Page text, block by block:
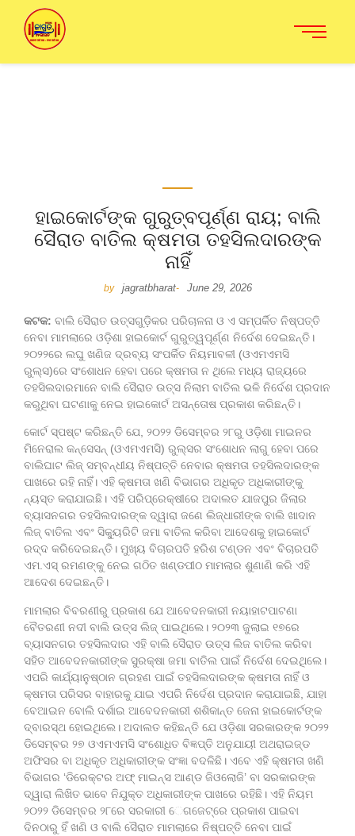
ହାଇକୋର୍ଟଙ୍କ ଗୁରୁତ୍ବପୂର୍ଣ୍ଣ ରାୟ; ବାଲି
ସୈରାତ ବାତିଲ କ୍ଷମତା ତହସିଲଦାରଙ୍କ
ନାହିଁ
by jagratbharat- June 29, 2026
କଟକ: ବାଲି ସୈରାତ ଉତ୍ସଗୁଡ଼ିକର ପରିଚାଳନା ଓ ଏ ସମ୍ପର୍କିତ ନିଷ୍ପତ୍ତି
ନେବା ମାମଲାରେ ଓଡ଼ିଶା ହାଇକୋର୍ଟ ଗୁରୁତ୍ୱପୂର୍ଣ୍ଣ ନିର୍ଦେଶ ଦେଇଛନ୍ତି।
୨୦୨୨ରେ ଲଘୁ ଖଣିଜ ଦ୍ରବ୍ୟ ସଂପର୍କିତ ନିୟମାବଳୀ (ଓଏମଏମସି
ରୁଲ୍ସ)ରେ ସଂଶୋଧନ ହେବା ପରେ କ୍ଷମତା ନ ଥିଲେ ମଧ୍ୟ ରାଜ୍ୟରେ
ତହସିଲଦାରମାନେ ବାଲି ସୈରାତ ଉତ୍ସ ନିଲାମ ବାତିଲ ଭଳି ନିର୍ଦେଶ ପ୍ରଦାନ
କରୁଥିବା ଘଟଣାକୁ ନେଇ ହାଇକୋର୍ଟ ଅସନ୍ତୋଷ ପ୍ରକାଶ କରିଛନ୍ତି।
କୋର୍ଟ ସ୍ପଷ୍ଟ କରିଛନ୍ତି ଯେ, ୨୦୨୨ ଡିସେମ୍ବର ୨୮ରୁ ଓଡ଼ିଶା ମାଇନର
ମିନେରାଲ କନ୍‌ସେସନ୍‌ (ଓଏମଏମସି) ରୁଲ୍ସର ସଂଶୋଧନ ଲାଗୁ ହେବା ପରେ
ବାଲିଘାଟ ଲିଜ୍‌ ସମ୍ବନ୍ଧୀୟ ନିଷ୍ପତ୍ତି ନେବାର କ୍ଷମତା ତହସିଲଦାରଙ୍କ
ପାଖରେ ରହି ନାହିଁ। ଏହି କ୍ଷମତା ଖଣି ବିଭାଗର ଅଧିକୃତ ଅଧିକାରୀଙ୍କୁ
ନ୍ୟସ୍ତ କରାଯାଇଛି। ଏହି ପରିପ୍ରେକ୍ଷୀରେ ଅଦାଲତ ଯାଜପୁର ଜିଲାର
ବ୍ୟାସନଗର ତହସିଲଦାରଙ୍କ ଦ୍ୱାରା ଜଣେ ଲିଜ୍‌ଧାରୀଙ୍କ ବାଲି ଖାଦାନ
ଲିଜ୍ ବାତିଲ ଏବଂ ସିକ୍ୟୁରିଟି ଜମା ବାତିଲ କରିବା ଆଦେଶକୁ ହାଇକୋର୍ଟ
ରଦ୍ଦ କରିଦେଇଛନ୍ତି। ମୁଖ୍ୟ ବିଚାରପତି ହରିଶ ଟଣ୍ଡନ ଏବଂ ବିଚାରପତି
ଏମ.ଏସ୍‌ ରମଣଙ୍କୁ ନେଇ ଗଠିତ ଖଣ୍ଡପୀଠ ମାମଲାର ଶୁଣାଣି କରି ଏହି
ଆଦେଶ ଦେଇଛନ୍ତି।
ମାମଲାର ବିବରଣୀରୁ ପ୍ରକାଶ ଯେ ଆବେଦନକାରୀ ନୟାହାଟପାଟଣା
ବୈତରଣୀ ନଦୀ ବାଲି ଉତ୍ସ ଲିଜ୍‌ ପାଇଥିଲେ। ୨୦୨୩ ଜୁଲାଇ ୧୭ରେ
ବ୍ୟାସନଗର ତହସିଲଦାର ଏହି ବାଲି ସୈରାତ ଉତ୍ସ ଲିଜ ବାତିଲ କରିବା
ସହିତ ଆବେଦନକାରୀଙ୍କ ସୁରକ୍ଷା ଜମା ବାତିଲ ପାଇଁ ନିର୍ଦେଶ ଦେଇଥିଲେ।
ଏପରି କାର୍ଯ୍ୟାନୁଷ୍ଠାନ ଗ୍ରହଣ ପାଇଁ ତହସିଲଦାରଙ୍କ କ୍ଷମତା ନାହିଁ ଓ
କ୍ଷମତା ପରିସର ବାହାରକୁ ଯାଇ ଏପରି ନିର୍ଦେଶ ପ୍ରଦାନ କରାଯାଇଛି, ଯାହା
ବେଆଇନ ବୋଲି ଦର୍ଶାଇ ଆବେଦନକାରୀ ଶଶିକାନ୍ତ ଜେନା ହାଇକୋର୍ଟଙ୍କ
ଦ୍ବାରସ୍ଥ ହୋଇଥିଲେ। ଅଦାଲତ କହିଛନ୍ତି ଯେ ଓଡ଼ିଶା ସରକାରଙ୍କ ୨୦୨୨
ଡିସେମ୍ବର ୨୭ ଓଏମଏମସି ସଂଶୋଧିତ ବିଜ୍ଞପ୍ତି ଅନୁଯାୟୀ ଅଥରାଇଜ୍‌ଡ
ଅଫିସର ବା ଅଧିକୃତ ଅଧିକାରୀଙ୍କ ସଂଜ୍ଞା ବଦଳିଛି। ଏବେ ଏହି କ୍ଷମତା ଖଣି
ବିଭାଗର ‘ଡିରେକ୍ଟର ଅଫ୍ ମାଇନ୍ସ ଆଣ୍ଡ ଜିଓଲୋଜି’ ବା ସରକାରଙ୍କ
ଦ୍ୱାରା ଲିଖିତ ଭାବେ ନିଯୁକ୍ତ ଅଧିକାରୀଙ୍କ ପାଖରେ ରହିଛି। ଏହି ନିୟମ
୨୦୨୨ ଡିସେମ୍ବର ୨୮ରେ ସରକାରୀ ​‌େ​‌ଗଜେଟ୍‌ରେ ପ୍ରକାଶ ପାଇବା
ଦିନଠାରୁ ହିଁ ଖଣି ଓ ବାଲି ସୈରାତ ମାମଲାରେ ନିଷ୍ପତ୍ତି ନେବା ପାଇଁ